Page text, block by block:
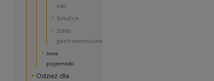
sali
Sztućce
Szkło
gastronomiczne
Inne
pojemniki
Odzież dla